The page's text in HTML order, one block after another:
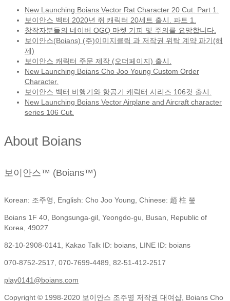
New Launching Boians Vector Rat Character 20 Cut. Part 1.
보이안스 벡터 2020년 쥐 캐릭터 20세트 출시. 파트 1.
창작자분들의 네이버 OGQ 마켓 기피 및 주의를 요망합니다.
보이안스(Boians) (주)이미지클릭 과 저작권 위탁 계약 파기(해
제)
보이안스 캐릭터 주문 제작 (오더페이지) 출시.
New Launching Boians Cho Joo Young Custom Order
Character.
보이안스 벡터 비행기와 항공기 캐릭터 시리즈 106컷 출시.
New Launching Boians Vector Airplane and Aircraft character
series 106 Cut.
About Boians
보이안스™ (Boians™)
Korean: 조주영, English: Cho Joo Young, Chinese: 趙 柱 瑩
Boians 1F 40, Bongsunga-gil, Yeongdo-gu, Busan, Republic of
Korea, 49027
82-10-2908-0141, Kakao Talk ID: boians, LINE ID: boians
070-8752-2517, 070-7699-4489, 82-51-412-2517
play0141@boians.com
Copyright © 1998-2020 보이안스 조주영 저작권 대여샵, Boians Cho